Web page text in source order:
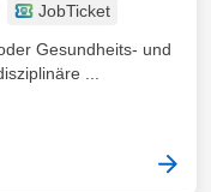
JobTicket
Gesundheits- und
...